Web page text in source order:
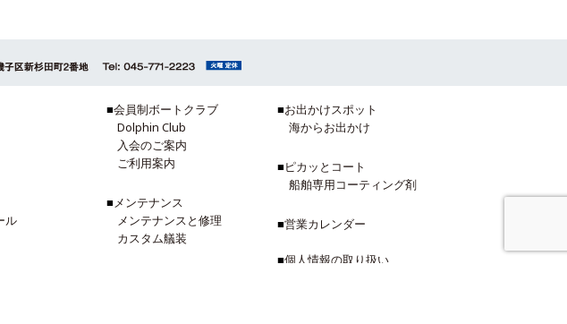
ル
■会員制ボートクラブ
Dolphin Club
入会のご案内
ご利用案内
■ メンテナンス
メンテナンスと修理
カスタム艤装
■お出かけスポット
海からお出かけ
■ピカッとコート
船舶専用コーティング剤
■営業カレンダー
■個人情報の取り扱い